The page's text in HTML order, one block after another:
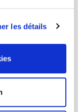
les détails